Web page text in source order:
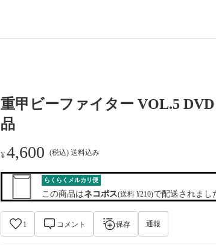
重甲ビーファイター VOL.5
品
¥4,600 (税込) 送料込み
らくらくメルカリ便
この商品はネコポス(送料 ¥210)で配送されまし
1 コメント 保存 通報